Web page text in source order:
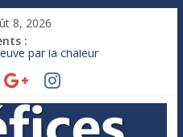
8, 2026
:
par la chaleur
de douane déjà remboursés
sur l’impôt
touche presque rien